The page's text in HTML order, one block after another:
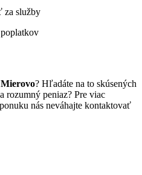
za služby
? Hľadáte na to skúsených
rozumný peniaz? Pre viac
nás neváhajte kontaktovať